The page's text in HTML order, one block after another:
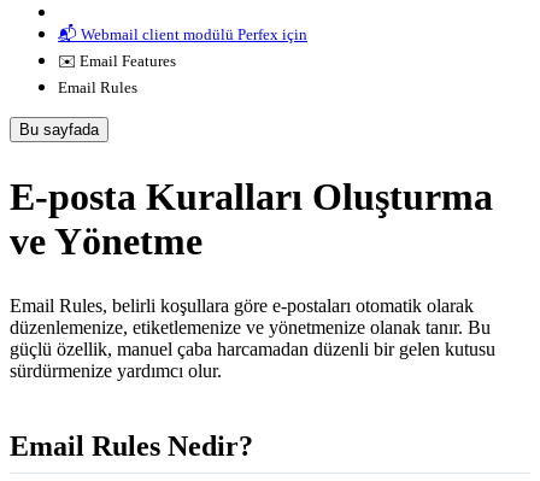
📬 Webmail client modülü Perfex için
✉️ Email Features
Email Rules
Bu sayfada
E-posta Kuralları Oluşturma
ve Yönetme
Email Rules, belirli koşullara göre e-postaları otomatik olarak
düzenlemenize, etiketlemenize ve yönetmenize olanak tanır. Bu
güçlü özellik, manuel çaba harcamadan düzenli bir gelen kutusu
sürdürmenize yardımcı olur.
Email Rules Nedir?